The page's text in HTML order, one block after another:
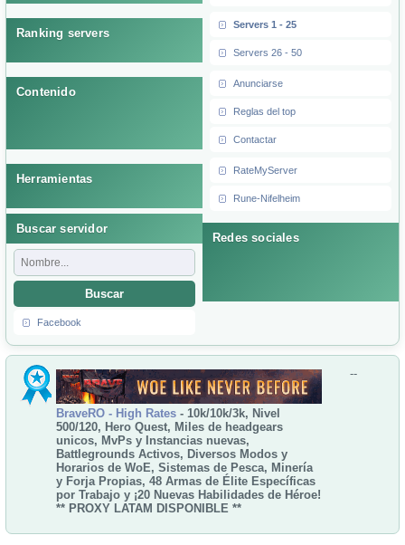
Ranking servers
Servers 1 - 25
Servers 26 - 50
Contenido
Anunciarse
Reglas del top
Contactar
Herramientas
RateMyServer
Rune-Nifelheim
Buscar servidor
Buscar
Redes sociales
Facebook
BraveRO - High Rates - 10k/10k/3k, Nivel
500/120, Hero Quest, Miles de headgears
unicos, MvPs y Instancias nuevas,
Battlegrounds Activos, Diversos Modos y
Horarios de WoE, Sistemas de Pesca, Minería
y Forja Propias, 48 Armas de Élite Específicas
por Trabajo y ¡20 Nuevas Habilidades de Héroe!
** PROXY LATAM DISPONIBLE **
--